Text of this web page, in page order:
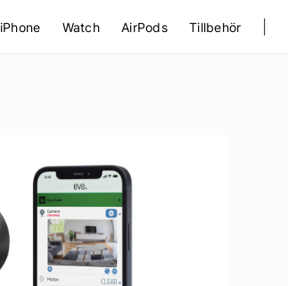
iPhone Watch AirPods Tillbehör